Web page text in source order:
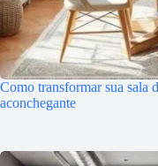
Como transformar sua sala
aconchegante